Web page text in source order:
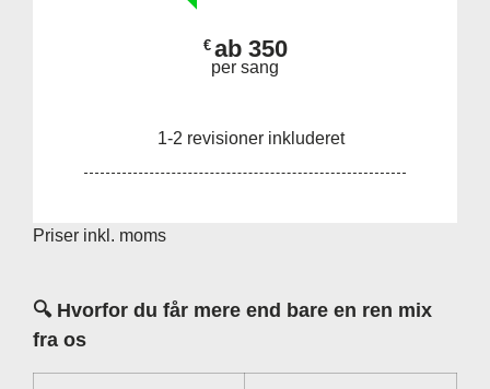
€ ab 350
per sang
1-2 revisioner inkluderet
Priser inkl. moms
🔍 Hvorfor du får mere end bare en ren mix
fra os